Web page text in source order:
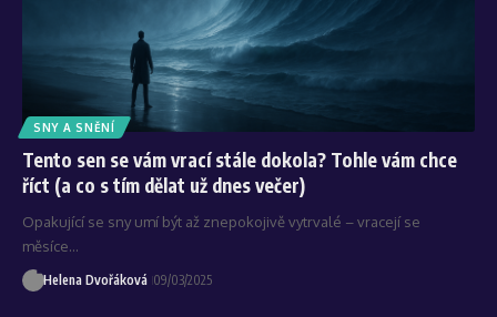
SNY A SNĚNÍ
Tento sen se vám vrací stále dokola? Tohle vám chce
říct (a co s tím dělat už dnes večer)
Opakující se sny umí být až znepokojivě vytrvalé – vracejí se
měsíce…
Helena Dvořáková 09/03/2025